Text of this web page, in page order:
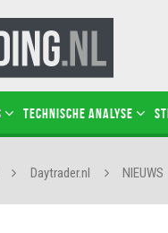
TECHNISCHE ANALYSE
Daytrader.nl NIEUWS